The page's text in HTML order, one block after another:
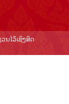
ນໄວ້ເຊິງສິດ